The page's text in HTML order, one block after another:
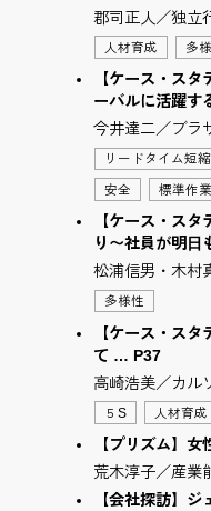
郡司正人／独立
人材育成 多
【ケース・ス
ーバルに活躍
今井達二／ブラ
リードタイム短縮
安全 標準作業
【ケース・ス
り〜社員が明
松浦信男・木村
多様性
【ケース・ス
て … P37
高崎浩美／カル
５S 人材育成
【プリズム】
荒木淳子／産業
【会社探訪】